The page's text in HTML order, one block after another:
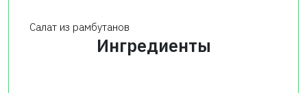
Салат из рамбутанов
Ингредиенты